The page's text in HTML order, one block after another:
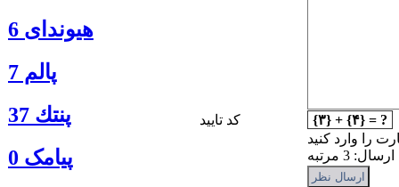
هیوندای 6
پالم 7
پنتك 37
پیامک 0
کد تایید
{۳} + {۴} = ?
را وارد کنید
3 مرتبه